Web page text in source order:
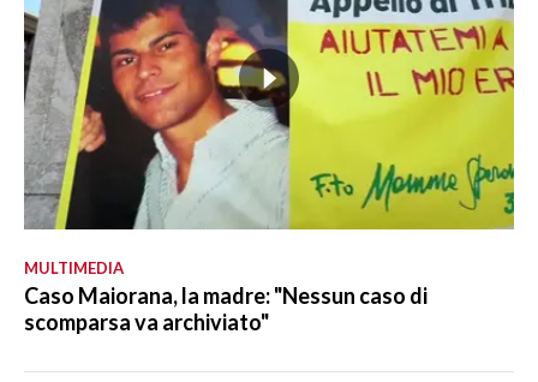
MULTIMEDIA
Caso Maiorana, la madre: "Nessun caso di
scomparsa va archiviato"